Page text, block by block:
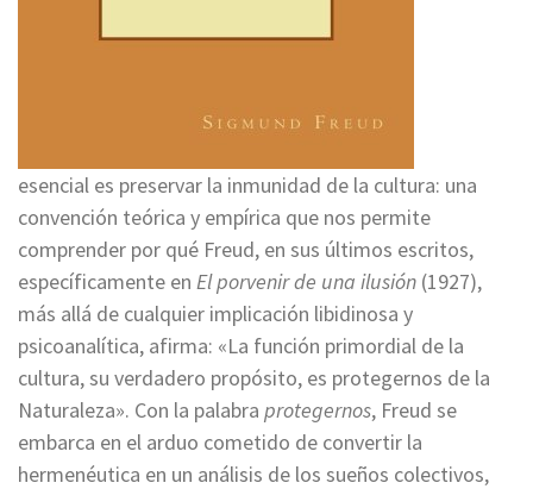
esencial es preservar la inmunidad de la cultura: una
convención teórica y empírica que nos permite
comprender por qué Freud, en sus últimos escritos,
específicamente en El porvenir de una ilusión (1927),
más allá de cualquier implicación libidinosa y
psicoanalítica, afirma: «La función primordial de la
cultura, su verdadero propósito, es protegernos de la
Naturaleza». Con la palabra protegernos, Freud se
embarca en el arduo cometido de convertir la
hermenéutica en un análisis de los sueños colectivos,